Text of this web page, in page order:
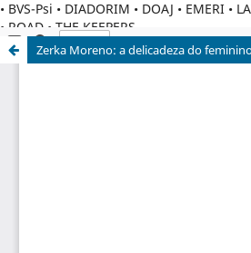
• BVS-Psi • DIADORIM • DOAJ • EMERI •
• ROAD • THE KEEPERS
Zerka Moreno: a delicadeza do